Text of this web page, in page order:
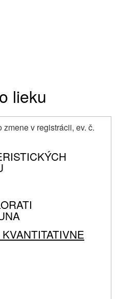
lieku
v registrácii, ev. č.